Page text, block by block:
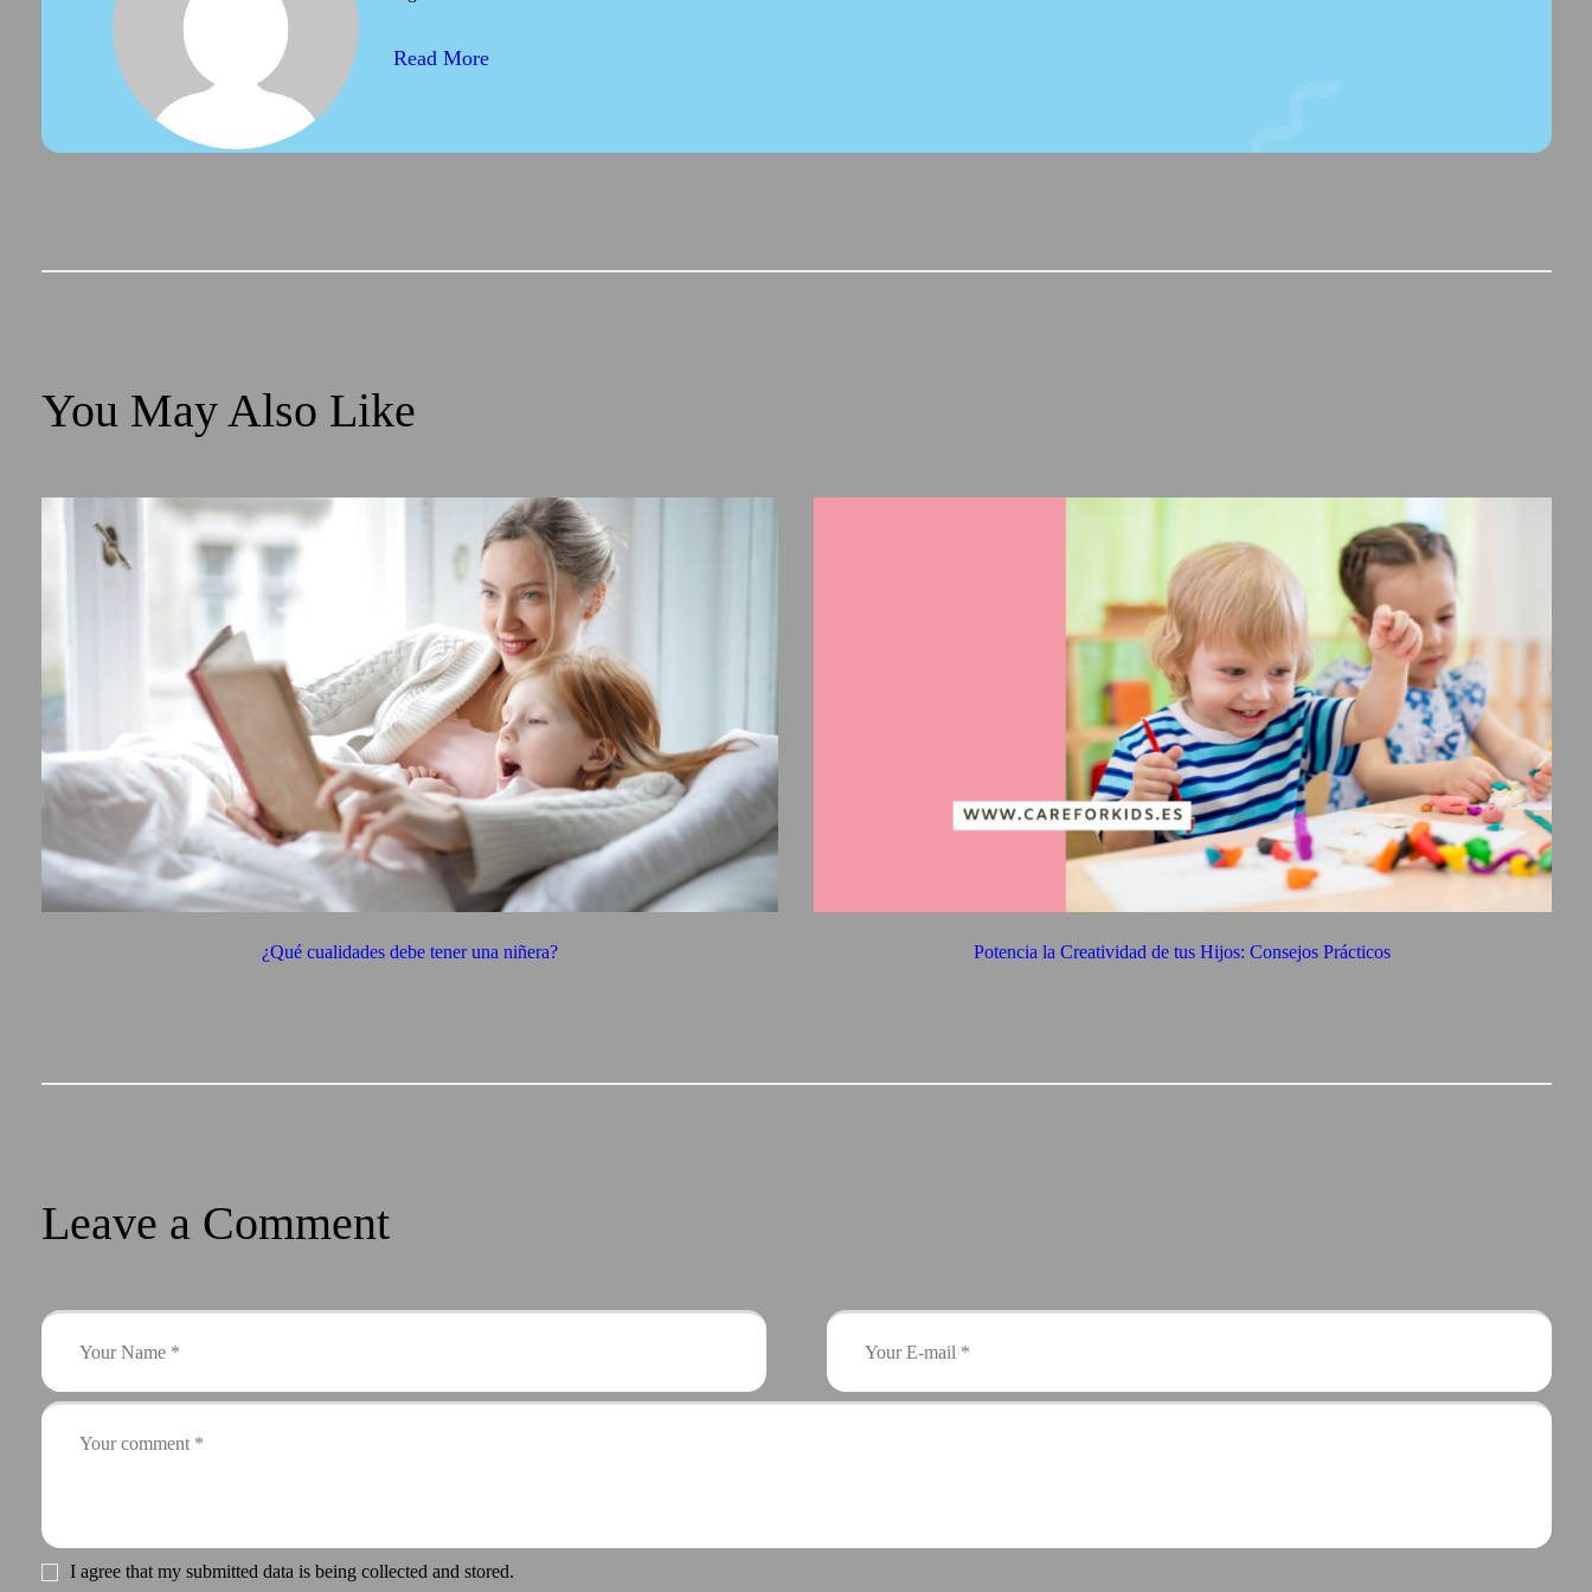
Read More
You May Also Like
¿Qué cualidades debe tener una niñera? Potencia la Creatividad de tus Hijos: Consejos Prácticos
Leave a Comment
I agree that my submitted data is being collected and stored.